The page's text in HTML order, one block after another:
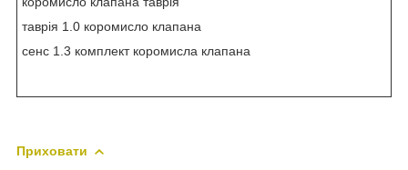
таврія 1.0 коромисло клапана
сенс 1.3 комплект коромисла клапана
Приховати